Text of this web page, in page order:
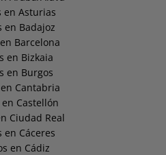
en Asturias
en Badajoz
Barcelona
en Bizkaia
en Burgos
Cantabria
en Castellón
Ciudad Real
en Cáceres
en Cádiz